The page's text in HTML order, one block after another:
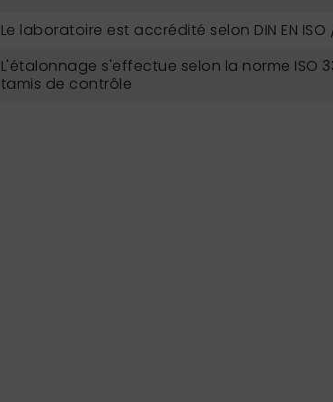
Le laboratoire est accrédité selon DIN EN ISO /
L'étalonnage s'effectue selon la norme ISO
tamis de contrôle